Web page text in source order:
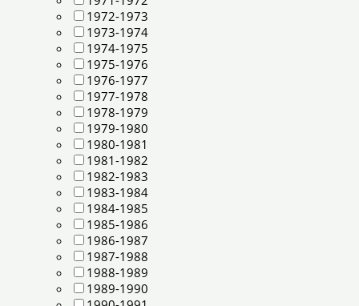
1972-1973
1973-1974
1974-1975
1975-1976
1976-1977
1977-1978
1978-1979
1979-1980
1980-1981
1981-1982
1982-1983
1983-1984
1984-1985
1985-1986
1986-1987
1987-1988
1988-1989
1989-1990